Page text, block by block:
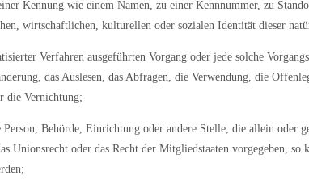
Kennung wie einem Namen, zu einer Kennnummer, zu
wirtschaftlichen, kulturellen oder sozialen Identität dieser
Verfahren ausgeführten Vorgang oder jede solche
das Auslesen, das Abfragen, die Verwendung, die
die Vernichtung;
Behörde, Einrichtung oder andere Stelle, die allein oder
Unionsrecht oder das Recht der Mitgliedstaaten vorgegeben,